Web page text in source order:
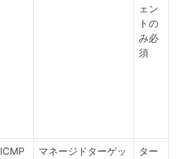
ェン
トの
み必
須
ICMP
マネージドターゲッ
ター